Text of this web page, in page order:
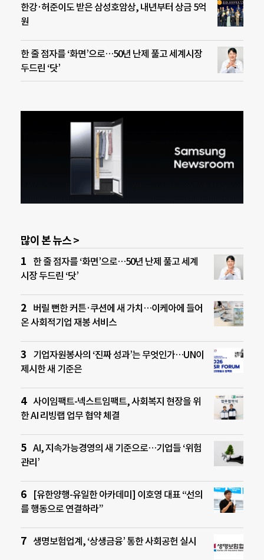
한강·허준이도 받은 삼성호암상, 내년부터 상금 5억
원
한 줄 점자를 ‘화면’으로…50년 난제 풀고 세계시장
두드린 ‘닷’
많이 본 뉴스 >
한 줄 점자를 ‘화면’으로…50년 난제 풀고 세계
시장 두드린 ‘닷’
버릴 뻔한 커튼·쿠션에 새 가치…이케아에 들어
온 사회적기업 재봉 서비스
기업자원봉사의 ‘진짜 성과’는 무엇인가…UN이
제시한 새 기준은
사이임팩트-넥스트임팩트, 사회복지 현장을 위
한 AI 리빙랩 업무 협약 체결
AI, 지속가능경영의 새 기준으로…기업들 ‘위험
관리’
[유한양행-유일한 아카데미] 이호영 대표 “선의
를 행동으로 연결하라”
생명보험업계, ‘상생금융’ 통한 사회공헌 실시